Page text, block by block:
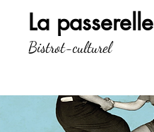
La passerelle
Bistrot-culturel